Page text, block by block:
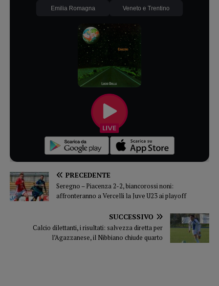
Emilia Romagna Veneto e Trentino
PRECEDENTE
Seregno – Piacenza 2-2, biancorossi noni:
affronteranno a Vercelli la Juve U23 ai playoff
SUCCESSIVO
Calcio dilettanti, i risultati: salvezza diretta per
l’Agazzanese, il Nibbiano chiude quarto